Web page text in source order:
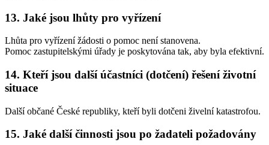
13. Jaké jsou lhůty pro vyřízení
Lhůta pro vyřízení žádosti o pomoc není stanovena.
Pomoc zastupitelskými úřady je poskytována tak, aby byla efektivní.
14. Kteří jsou další účastníci (dotčení) řešení životní
situace
Další občané České republiky, kteří byli dotčeni živelní katastrofou.
15. Jaké další činnosti jsou po žadateli požadovány